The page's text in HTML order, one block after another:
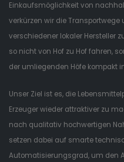
Einkaufsmöglichkeit von
verkürzen wir die Transportwege
verschiedener lokaler Hersteller
so nicht von Hof zu Hof fahren,
der umliegenden Höfe kompakt
Unser Ziel ist es, die
Erzeuger wieder attraktiver zu
nach qualitativ hochwertigen
setzen dabei auf smarte
Automatisierungsgrad, um den